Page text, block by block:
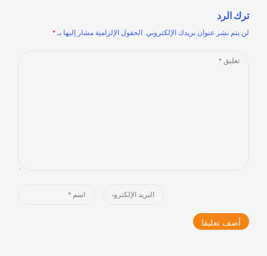
ترك الرد
لن يتم نشر عنوان بريدك الإلكتروني. الحقول الإلزامية مشار إليها بـ*
Comment
Name
Email